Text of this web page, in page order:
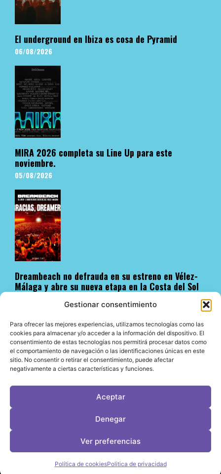
Gestionar consentimiento
Para ofrecer las mejores experiencias, utilizamos tecnologías como las
cookies para almacenar y/o acceder a la información del dispositivo. El
consentimiento de estas tecnologías nos permitirá procesar datos como
el comportamiento de navegación o las identificaciones únicas en este
sitio. No consentir o retirar el consentimiento, puede afectar
negativamente a ciertas características y funciones.
Aceptar
Denegar
Ver preferencias
Política de cookiesPolitica de privacidad
El underground en Ibiza es cosa de Pyramid
06/08/2026
MIRA 2026 completa su Line Up para este
noviembre.
05/08/2026
Dreambeach no defrauda en su estreno en Vélez-
Málaga y abre su nueva etapa en la Costa del Sol
Fitz Mallorca presenta un agosto de primer nivel
escena electrónica internacional